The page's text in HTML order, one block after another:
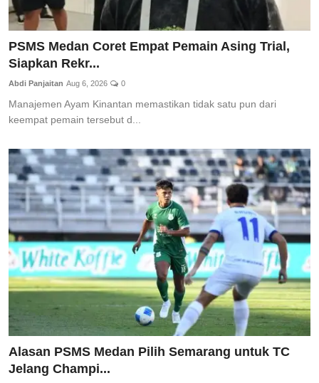
PSMS Medan Coret Empat Pemain Asing Trial,
Siapkan Rekr...
Abdi Panjaitan Aug 6, 2026 0
Manajemen Ayam Kinantan memastikan tidak satu pun dari
keempat pemain tersebut d...
Alasan PSMS Medan Pilih Semarang untuk TC
Jelang Champi...